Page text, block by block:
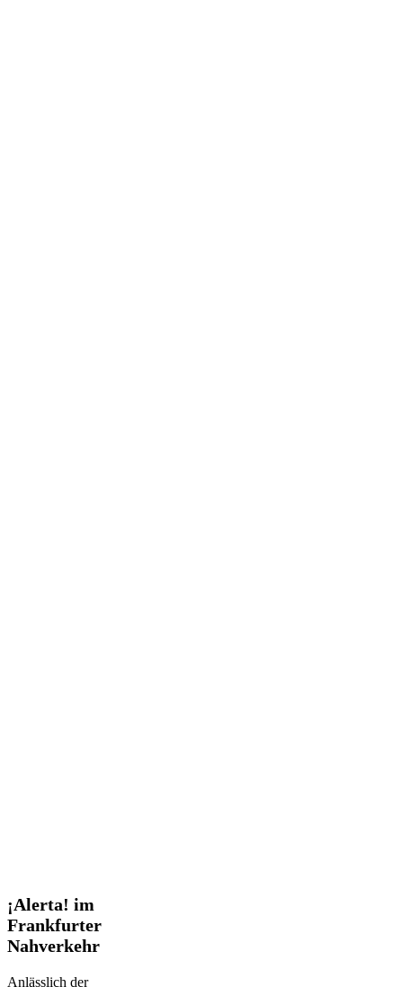
¡Alerta!
im
Frankfurter
Nahverkehr
¡Alerta! im
Frankfurter
Nahverkehr
Anlässlich der